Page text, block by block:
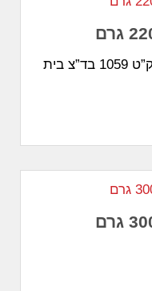
מק״ט 911 חלק מק”ט 1059 בד”צ בית